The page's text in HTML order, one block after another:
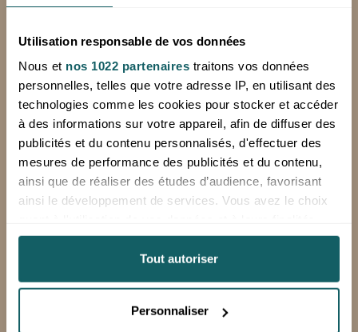
Utilisation responsable de vos données
Nous et nos 1022 partenaires traitons vos données
personnelles, telles que votre adresse IP, en utilisant des
technologies comme les cookies pour stocker et accéder
à des informations sur votre appareil, afin de diffuser des
publicités et du contenu personnalisés, d'effectuer des
mesures de performance des publicités et du contenu,
ainsi que de réaliser des études d’audience, favorisant
ainsi le développement de services. Vous avez le choix
Vous pouvez modifier ou retirer votre consentement à
tout moment en consultant la Déclaration relative aux
cookies ou en cliquant sur l'icône de confidentialité.
Si vous le permettez, nous aimerions également :
Tout autoriser
Personnaliser
24 à 72h (jours ouvrés), à partir de 250€
HT d'achat
*Hors livraison spéciale (Chronopost, sur palette)
Minimum de commande: 100€ HT
étiquette de retour prépayée